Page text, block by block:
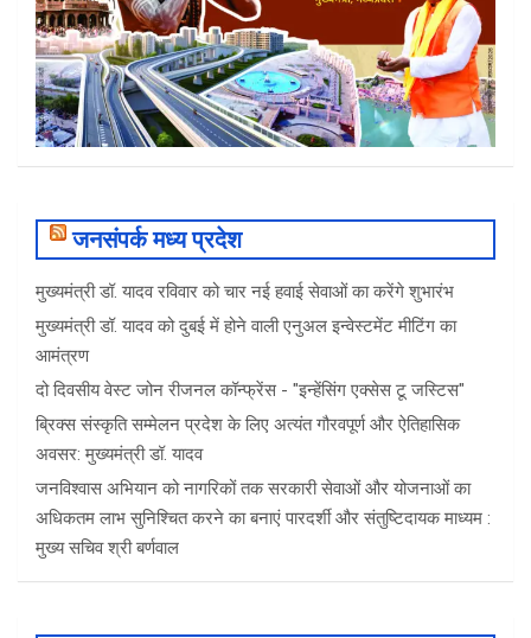
जनसंपर्क मध्य प्रदेश
मुख्यमंत्री डॉ. यादव रविवार को चार नई हवाई सेवाओं का करेंगे शुभारंभ
मुख्यमंत्री डॉ. यादव को दुबई में होने वाली एनुअल इन्वेस्टमेंट मीटिंग का
आमंत्रण
दो दिवसीय वेस्ट जोन रीजनल कॉन्फ्रेंस - "इन्हेंसिंग एक्सेस टू जस्टिस"
ब्रिक्स संस्कृति सम्मेलन प्रदेश के लिए अत्यंत गौरवपूर्ण और ऐतिहासिक
अवसर: मुख्यमंत्री डॉ. यादव
जनविश्वास अभियान को नागरिकों तक सरकारी सेवाओं और योजनाओं का
अधिकतम लाभ सुनिश्चित करने का बनाएं पारदर्शी और संतुष्टिदायक माध्यम :
मुख्य सचिव श्री बर्णवाल